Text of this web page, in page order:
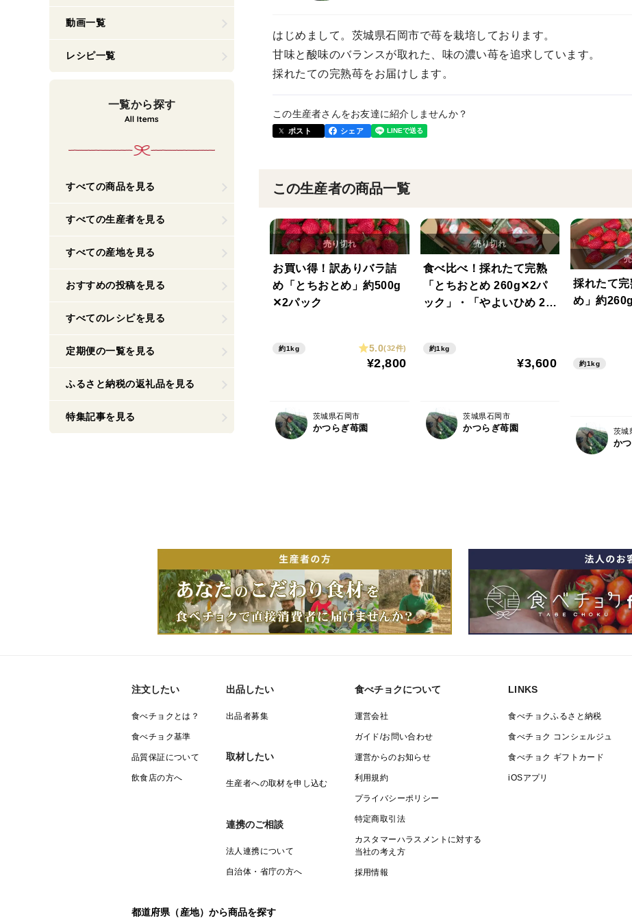
はじめまして。茨城県石岡市で苺を栽培しております。
甘味と酸味のバランスが取れた、味の濃い苺を追求しています。
採れたての完熟苺をお届けします。
この生産者さんをお友達に紹介しませんか？
ポスト シェア
この生産者の商品一覧
お買い得！訳ありバラ詰
め「とちおとめ」約500g
✕2パック
約1kg 5.0(32件)
¥2,800
茨城県石岡市
かつらぎ苺園
食べ比べ！採れたて完熟
「とちおとめ 260g✕2パ
ック」・「やよいひめ 26
約1kg
¥3,600
茨城県石岡市
かつらぎ苺園
採れたて完
め」約
約1kg
茨城
か
動画一覧
レシピ一覧
一覧から探す
すべての商品を見る
すべての生産者を見る
すべての産地を見る
おすすめの投稿を見る
すべてのレシピを見る
定期便の一覧を見る
ふるさと納税の返礼品を見る
特集記事を見る
注文したい
食べチョクとは？
食べチョク基準
品質保証について
飲食店の方へ
出品したい
出品者募集
取材したい
生産者への取材を申し込む
連携のご相談
法人連携について
自治体・省庁の方へ
食べチョクについて
運営会社
ガイド/お問い合わせ
運営からのお知らせ
利用規約
プライバシーポリシー
特定商取引法
カスタマーハラスメントに対する
当社の考え方
採用情報
LINKS
食べチョクふるさと納税
食べチョク コンシェルジュ
食べチョク ギフトカード
iOSアプリ
都道府県（産地）から商品を探す